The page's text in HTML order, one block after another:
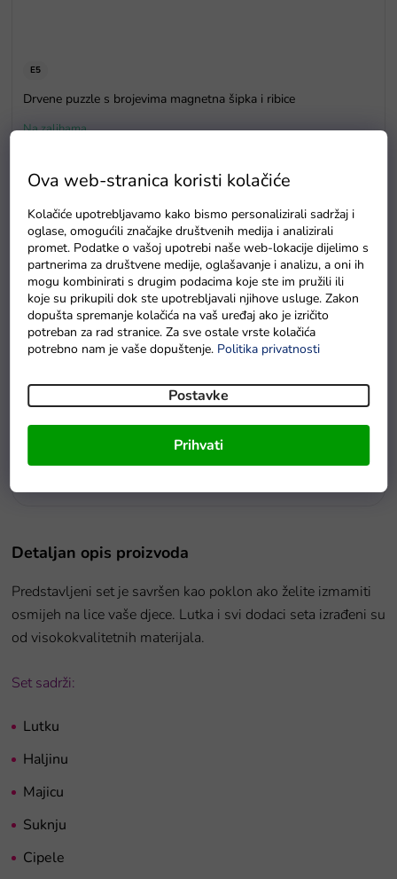
Ova web-stranica koristi kolačiće
Kolačiće upotrebljavamo kako bismo personalizirali sadržaj i
oglase, omogućili značajke društvenih medija i analizirali
promet. Podatke o vašoj upotrebi naše web-lokacije dijelimo s
partnerima za društvene medije, oglašavanje i analizu, a oni ih
mogu kombinirati s drugim podacima koje ste im pružili ili
koje su prikupili dok ste upotrebljavali njihove usluge. Zakon
dopušta spremanje kolačića na vaš uređaj ako je izričito
potreban za rad stranice. Za sve ostale vrste kolačića
potrebno nam je vaše dopuštenje. Politika privatnosti
Postavke
Prihvati
E5
Drvene puzzle s brojevima magnetna šipka i ribice
Na zalihama
Detaljan opis proizvoda
Predstavljeni set je savršen kao poklon ako želite izmamiti
osmijeh na lice vaše djece. Lutka i svi dodaci seta izrađeni su
od visokokvalitetnih materijala.
Set sadrži:
Lutku
Haljinu
Majicu
Suknju
Cipele